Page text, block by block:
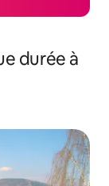
durée à